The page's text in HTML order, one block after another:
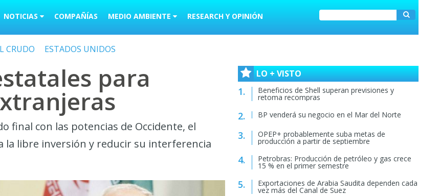
NOTICIAS COMPAÑÍAS MEDIO AMBIENTE RESEARCH Y OPINIÓN
CRUDO ESTADOS UNIDOS
para
final con las potencias de Occidente, el
la libre inversión y reducir su interferencia
LO + VISTO
Beneficios de Shell superan previsiones y
retoma recompras
BP venderá su negocio en el Mar del Norte
OPEP+ probablemente suba metas de
producción a partir de septiembre
Petrobras: Producción de petróleo y gas crece
15 % en el primer semestre
Exportaciones de Arabia Saudita dependen cada
vez más del Canal de Suez